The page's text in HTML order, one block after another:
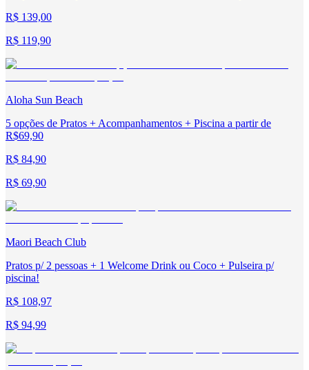
R$ 139,00
R$ 119,90
Aloha Sun Beach
5 opções de Pratos + Acompanhamentos + Piscina a partir de
R$69,90
R$ 84,90
R$ 69,90
Maori Beach Club
Pratos p/ 2 pessoas + 1 Welcome Drink ou Coco + Pulseira p/
piscina!
R$ 108,97
R$ 94,99